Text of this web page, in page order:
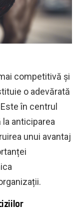
competitivă și
o adevărată
în centrul
anticiparea
unui avantaj